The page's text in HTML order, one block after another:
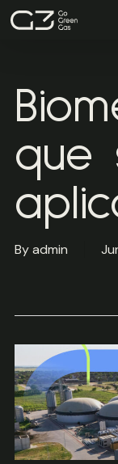
Skip
to
que
By admin